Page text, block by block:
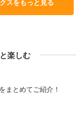
スをもっと見る
楽しむ
まとめてご紹介！